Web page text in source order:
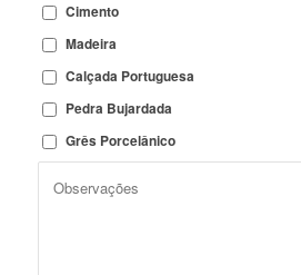
Cimento
Madeira
Calçada Portuguesa
Pedra Bujardada
Grês Porcelânico